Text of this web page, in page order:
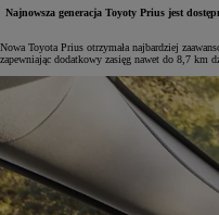
Najnowsza generacja Toyoty Prius jest
Nowa Toyota Prius otrzymała najbardziej
zapewniając dodatkowy zasięg nawet do 8,7 km